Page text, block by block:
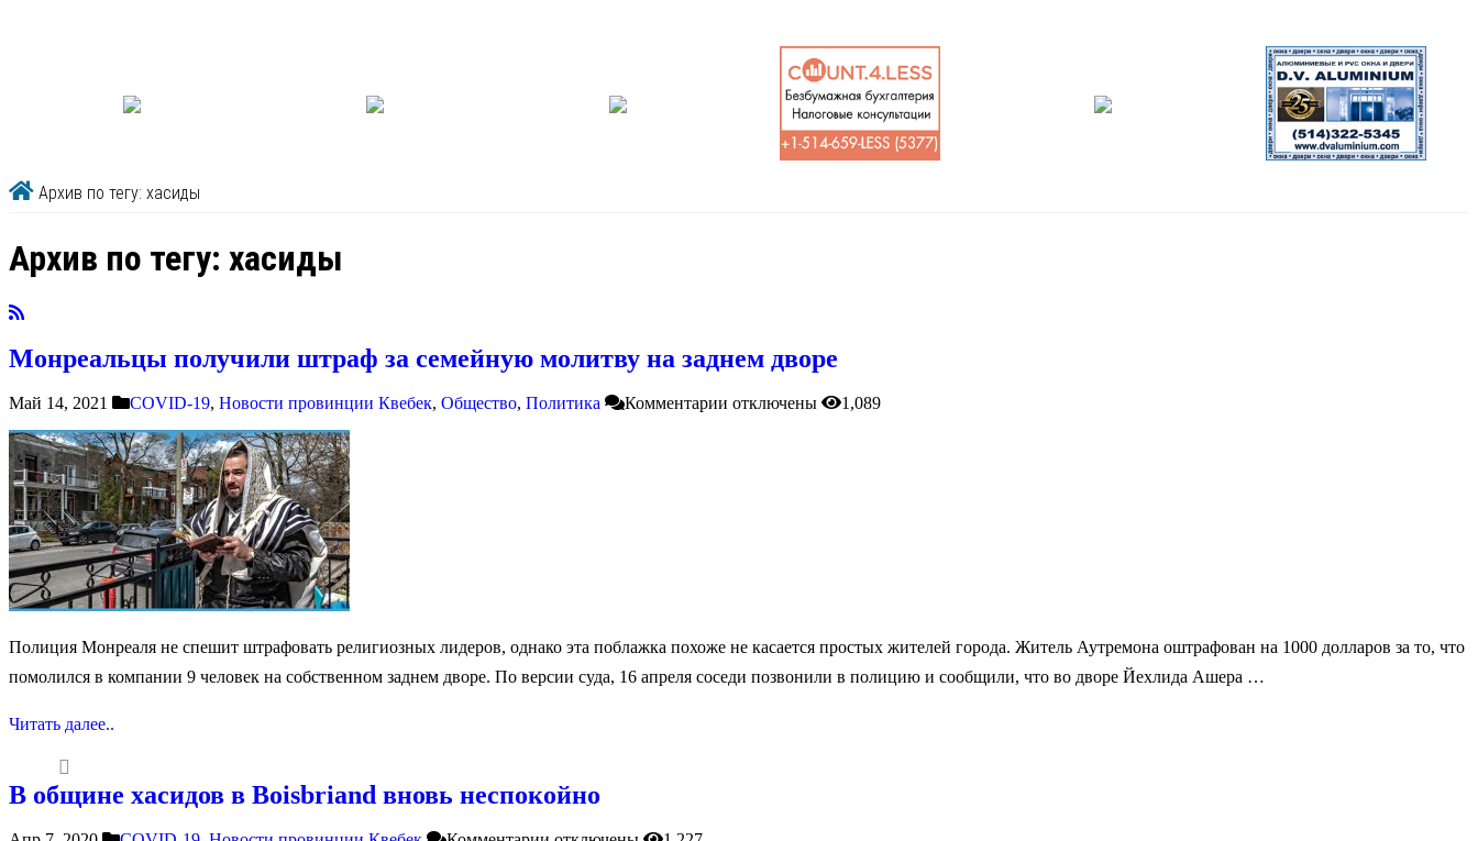
Архив по тегу: хасиды
Архив по тегу: хасиды
Монреальцы получили штраф за семейную молитву на заднем дворе
Май 14, 2021 COVID-19, Новости провинции Квебек, Общество, Политика Комментарии отключены 1,089
Полиция Монреаля не спешит штрафовать религиозных лидеров, однако эта поблажка похоже не касается простых жителей города. Житель Аутремона оштрафован на 1000 долларов за то, что
помолился в компании 9 человек на собственном заднем дворе. По версии суда, 16 апреля соседи позвонили в полицию и сообщили, что во дворе Йехлида Ашера …
Читать далее..
В общине хасидов в Boisbriand вновь неспокойно